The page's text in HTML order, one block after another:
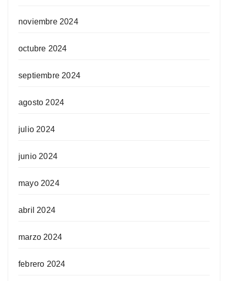
noviembre 2024
octubre 2024
septiembre 2024
agosto 2024
julio 2024
junio 2024
mayo 2024
abril 2024
marzo 2024
febrero 2024